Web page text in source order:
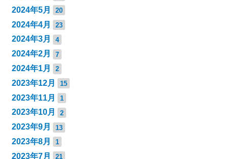
2024年5月 20
2024年4月 23
2024年3月 4
2024年2月 7
2024年1月 2
2023年12月 15
2023年11月 1
2023年10月 2
2023年9月 13
2023年8月 1
2023年7月 21